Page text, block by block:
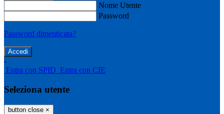
Nome Utente
Password
Password dimenticata?
-
Entra con SPID Entra con CIE
Seleziona utente
button close ×